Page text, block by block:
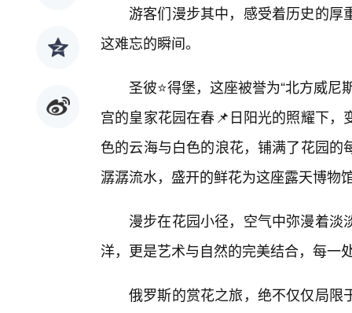
游客们漫步其中，感受着历史的厚
这难忘的瞬间。
圣彼⭐得堡，这座被誉为“北方威
宫的皇家花园在春📌日阳光的照耀下
色的云海与白色的浪花，铺满了花园
潺潺流水，盛开的鲜花为这座露天博物
漫步在花园小径，空气中弥漫着
洋，更是艺术与自然的完美结合，每一
俄罗斯的赏花之旅，绝不仅仅局限